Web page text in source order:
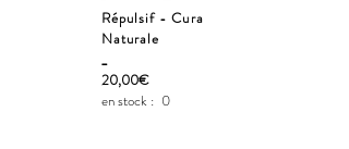
Répulsif - Cura
Naturale
_
20,00€
en stock : 0